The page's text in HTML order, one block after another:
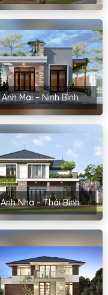
Anh Mai – Ninh Bình
Anh Nha – Thái Bình